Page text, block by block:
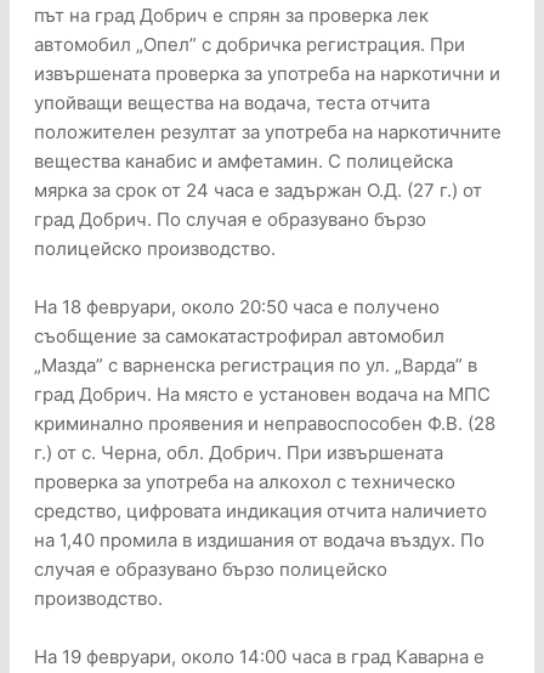
път на град Добрич е спрян за проверка лек
автомобил „Опел” с добричка регистрация. При
извършената проверка за употреба на наркотични и
упойващи вещества на водача, теста отчита
положителен резултат за употреба на наркотичните
вещества канабис и амфетамин. С полицейска
мярка за срок от 24 часа е задържан О.Д. (27 г.) от
град Добрич. По случая е образувано бързо
полицейско производство.
На 18 февруари, около 20:50 часа е получено
съобщение за самокатастрофирал автомобил
„Мазда” с варненска регистрация по ул. „Варда” в
град Добрич. На място е установен водача на МПС
криминално проявения и неправоспособен Ф.В. (28
г.) от с. Черна, обл. Добрич. При извършената
проверка за употреба на алкохол с техническо
средство, цифровата индикация отчита наличието
на 1,40 промила в издишания от водача въздух. По
случая е образувано бързо полицейско
производство.
На 19 февруари, около 14:00 часа в град Каварна е